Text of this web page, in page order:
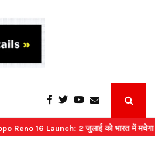
Launch: 2 जुलाई को भारत में मचेगा धमाल